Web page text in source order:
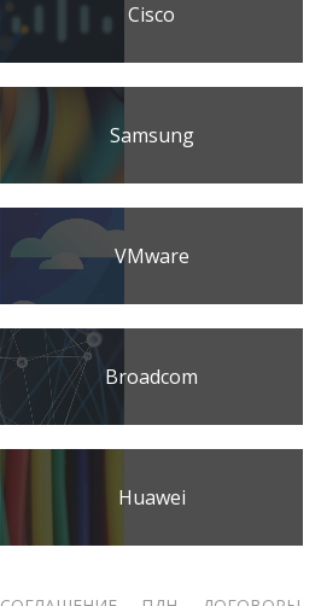
Cisco
Samsung
VMware
Broadcom
Huawei